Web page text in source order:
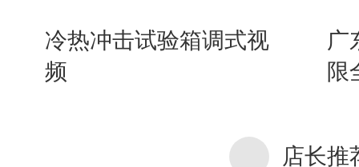
冷热冲击试验箱调式视
频
广
限
店长推